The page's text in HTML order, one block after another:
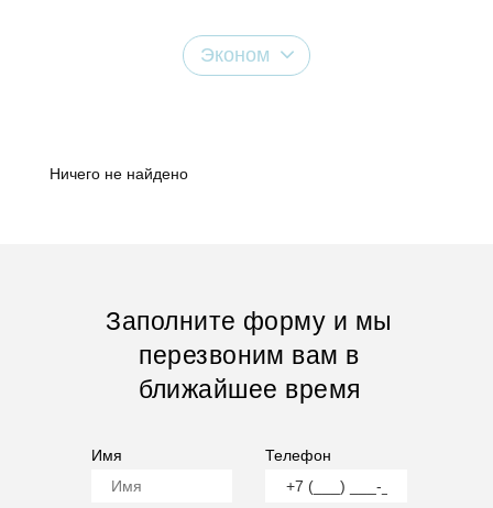
Эконом
Ничего не найдено
Заполните форму и мы
перезвоним вам в
ближайшее время
Имя Телефон